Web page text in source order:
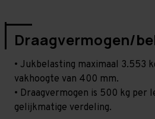
Draagvermogen/
• Jukbelasting maximaal 3.553
vakhoogte van 400 mm.
• Draagvermogen is 500 kg per
gelijkmatige verdeling.